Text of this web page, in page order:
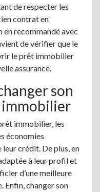
de respecter les
contrat en
recommandé avec
de vérifier que le
le prêt immobilier
assurance.
son
immobilier
immobilier, les
économies
crédit. De plus, en
à leur profil et
d’une meilleure
Enfin, changer son